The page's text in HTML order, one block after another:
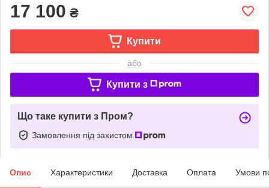
17 100 ₴
Купити
або
Купити з
Що таке купити з Пром?
Замовлення під захистом
Опис Характеристики Доставка Оплата Умови